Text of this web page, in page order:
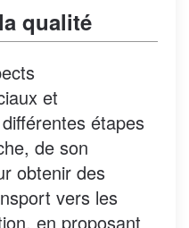
qualité
et
étapes
de son
obtenir des
vers les
en proposant